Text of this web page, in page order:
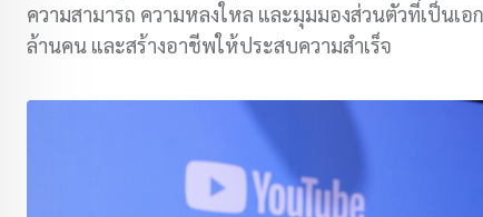
ความสามารถ ความหลงใหล และมุมมองส่วนตัวที่เป็นเ
ล้านคน และสร้างอาชีพให้ประสบความสำเร็จ